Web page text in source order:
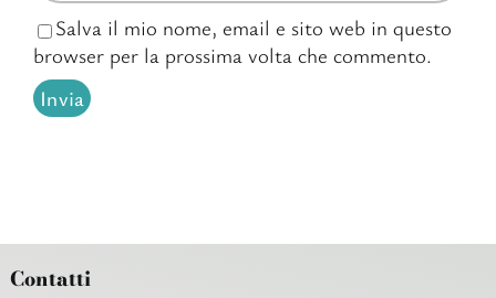
Salva il mio nome, email e sito web in questo
browser per la prossima volta che commento.
Contatti